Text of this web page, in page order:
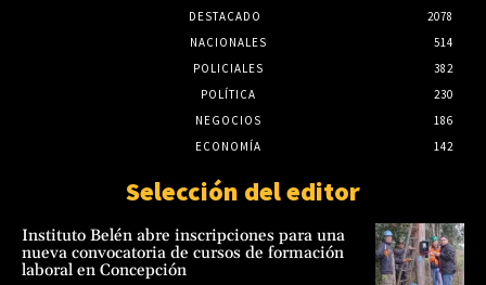
DESTACADO
2078
NACIONALES
514
POLICIALES
382
POLÍTICA
230
NEGOCIOS
186
ECONOMÍA
142
Selección del editor
Instituto Belén abre inscripciones para una
nueva convocatoria de cursos de formación
laboral en Concepción